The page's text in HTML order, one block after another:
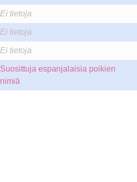
Ei tietoja
Ei tietoja
Ei tietoja
Suosittuja espanjalaisia poikien
nimiä